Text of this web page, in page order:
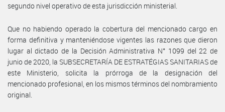
segundo nivel operativo de esta jurisdicción ministerial.
Que no habiendo operado la cobertura del mencionado cargo en
forma definitiva y manteniéndose vigentes las razones que dieron
lugar al dictado de la Decisión Administrativa N° 1099 del 22 de
junio de 2020, la SUBSECRETARÍA DE ESTRATÉGIAS SANITARIAS de
este Ministerio, solicita la prórroga de la designación del
mencionado profesional, en los mismos términos del nombramiento
original.